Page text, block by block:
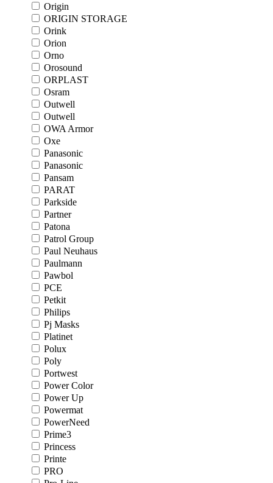
Origin
ORIGIN STORAGE
Orink
Orion
Orno
Orosound
ORPLAST
Osram
Outwell
Outwell
OWA Armor
Oxe
Panasonic
Panasonic
Pansam
PARAT
Parkside
Partner
Patona
Patrol Group
Paul Neuhaus
Paulmann
Pawbol
PCE
Petkit
Philips
Pj Masks
Platinet
Polux
Poly
Portwest
Power Color
Power Up
Powermat
PowerNeed
Prime3
Princess
Printe
PRO